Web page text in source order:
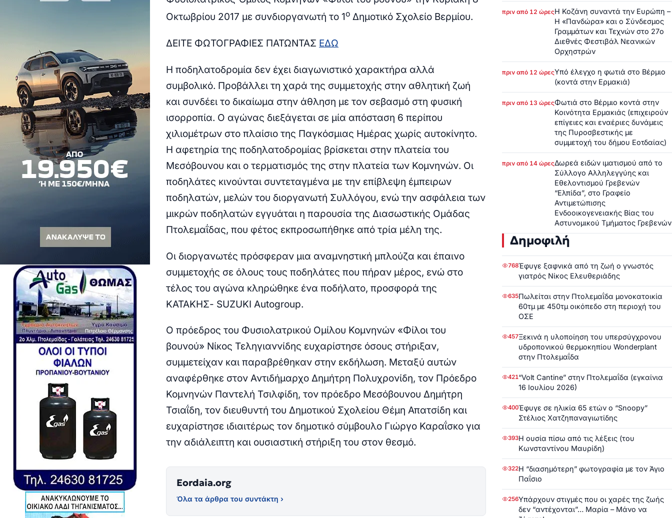
Οκτωβρίου 2017 με συνδιοργανωτή το 1ο Δημοτικό Σχολείο Βερμίου.
ΔΕΙΤΕ ΦΩΤΟΓΡΑΦΙΕΣ ΠΑΤΩΝΤΑΣ ΕΔΩ
Η ποδηλατοδρομία δεν έχει διαγωνιστικό χαρακτήρα αλλά
συμβολικό. Προβάλλει τη χαρά της συμμετοχής στην αθλητική ζωή
και συνδέει το δικαίωμα στην άθληση με τον σεβασμό στη φυσική
ισορροπία. Ο αγώνας διεξάγεται σε μία απόσταση 6 περίπου
χιλιομέτρων στο πλαίσιο της Παγκόσμιας Ημέρας χωρίς αυτοκίνητο.
Η αφετηρία της ποδηλατοδρομίας βρίσκεται στην πλατεία του
Μεσόβουνου και ο τερματισμός της στην πλατεία των Κομνηνών. Οι
ποδηλάτες κινούνται συντεταγμένα με την επίβλεψη έμπειρων
ποδηλατών, μελών του διοργανωτή Συλλόγου, ενώ την ασφάλεια των
μικρών ποδηλατών εγγυάται η παρουσία της Διασωστικής Ομάδας
Πτολεμαΐδας, που φέτος εκπροσωπήθηκε από τρία μέλη της.
Οι διοργανωτές πρόσφεραν μια αναμνηστική μπλούζα και έπαινο
συμμετοχής σε όλους τους ποδηλάτες που πήραν μέρος, ενώ στο
τέλος του αγώνα κληρώθηκε ένα ποδήλατο, προσφορά της
ΚΑΤΑΚΗΣ- SUZUKI Autogroup.
Ο πρόεδρος του Φυσιολατρικού Ομίλου Κομνηνών «Φίλοι του
βουνού» Νίκος Τεληγιαννίδης ευχαρίστησε όσους στήριξαν,
συμμετείχαν και παραβρέθηκαν στην εκδήλωση. Μεταξύ αυτών
αναφέρθηκε στον Αντιδήμαρχο Δημήτρη Πολυχρονίδη, τον Πρόεδρο
Κομνηνών Παντελή Τσιλφίδη, τον πρόεδρο Μεσόβουνου Δημήτρη
Τσιαΐδη, τον διευθυντή του Δημοτικού Σχολείου Θέμη Απατσίδη και
ευχαρίστησε ιδιαιτέρως τον δημοτικό σύμβουλο Γιώργο Καραΐσκο για
την αδιάλειπτη και ουσιαστική στήριξη του στον θεσμό.
Eordaia.org
Όλα τα άρθρα του συντάκτη ›
πριν από 12 ώρεςΗ Κοζάνη συναντά την Ευρώπη –
Η «Πανδώρα» και ο Σύνδεσμος
Γραμμάτων και Τεχνών στο 27ο
Διεθνές Φεστιβάλ Νεανικών
Ορχηστρών
πριν από 12 ώρεςΥπό έλεγχο η φωτιά στο Βέρμιο
(κοντά στην Ερμακιά)
πριν από 13 ώρεςΦωτιά στο Βέρμιο κοντά στην
Κοινότητα Ερμακιάς (επιχειρούν
επίγειες και εναέριες δυνάμεις
της Πυροσβεστικής με
συμμετοχή του δήμου Εοτδαίας)
πριν από 14 ώρεςΔωρεά ειδών ιματισμού από το
Σύλλογο Αλληλεγγύης και
Εθελοντισμού Γρεβενών
“Ελπίδα”, στο Γραφείο
Αντιμετώπισης
Ενδοοικογενειακής Βίας του
Αστυνομικού Τμήματος Γρεβενών
Δημοφιλή
768Έφυγε ξαφνικά από τη ζωή ο γνωστός
γιατρός Νίκος Ελευθεριάδης
635Πωλείται στην Πτολεμαΐδα μονοκατοικία
60τμ με 450τμ οικόπεδο στη περιοχή του
ΟΣΕ
457Ξεκινά η υλοποίηση του υπερσύγχρονου
υδροπονικού θερμοκηπίου Wonderplant
στην Πτολεμαΐδα
421“Volt Cantine” στην Πτολεμαΐδα (εγκαίνια
16 Ιουλίου 2026)
400Έφυγε σε ηλικία 65 ετών ο “Snoopy”
Στέλιος Χατζηπαναγιωτίδης
393Η ουσία πίσω από τις λέξεις (του
Κωνσταντίνου Μαυρίδη)
322Η “διασημότερη” φωτογραφία με τον Άγιο
Παΐσιο
256Υπάρχουν στιγμές που οι χαρές της ζωής
δεν “αντέχονται”… Μαρία – Μάνο να